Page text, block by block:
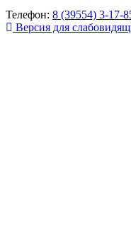
Телефон: 8 (39554) 3-17-
Версия для